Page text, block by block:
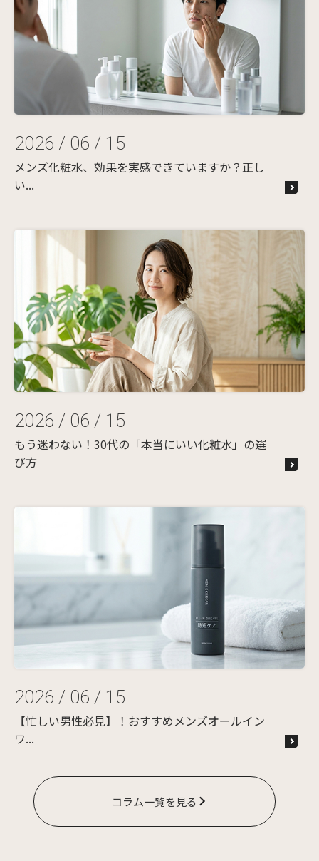
2026 / 06 / 15
メンズ化粧水、効果を実感できていますか？正し
い...
2026 / 06 / 15
もう迷わない！30代の「本当にいい化粧水」の選
び方
2026 / 06 / 15
【忙しい男性必見】！おすすめメンズオールイン
ワ...
コラム一覧を見る